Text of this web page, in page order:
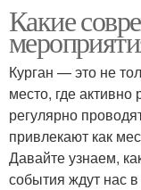
Какие
Курган — это не
место, где активно
регулярно
привлекают как
Давайте узнаем,
события ждут нас в